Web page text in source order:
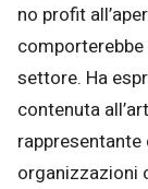
no profit
settore. Ha
contenuta
rappresentante
organizzazioni